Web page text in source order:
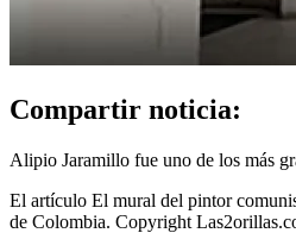
Compartir noticia:
Alipio Jaramillo fue uno de los más
El artículo El mural del pintor
de Colombia. Copyright